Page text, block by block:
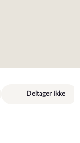
Deltager Ikke